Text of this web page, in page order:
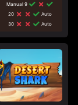
Manual 9
20
Auto
30
Auto